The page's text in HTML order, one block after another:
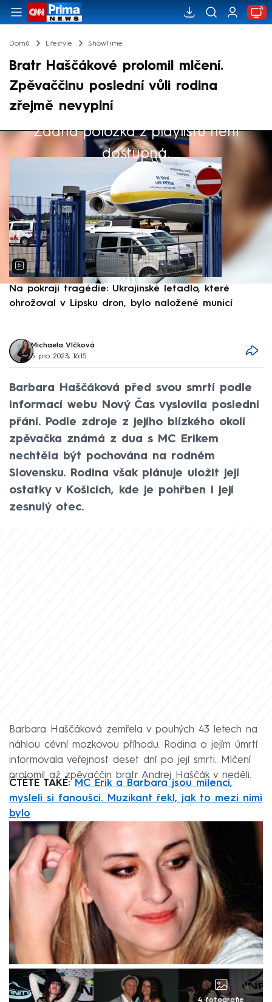
Domů Lifestyle ShowTime
Bratr Haščákové prolomil mlčení.
Zpěvaččinu poslední vůli rodina
zřejmě nevyplní
Žádná položka z playlistu není
dostupná.
Výběr redakce
Na pokraji tragédie: Ukrajinské letadlo, které
ohrožoval v Lipsku dron, bylo naložené municí
Michaela Vlčková
5. pro 2023, 16:15
Barbara Haščáková před svou smrtí podle
informací webu Nový Čas vyslovila poslední
přání. Podle zdroje z jejího blízkého okolí
zpěvačka známá z dua s MC Erikem
nechtěla být pochována na rodném
Slovensku. Rodina však plánuje uložit její
ostatky v Košicích, kde je pohřben i její
zesnulý otec.
Barbara Haščáková zemřela v pouhých 43 letech na
náhlou cévní mozkovou příhodu. Rodina o jejím úmrtí
informovala veřejnost deset dní po její smrti. Mlčení
prolomil až zpěvaččin bratr Andrej Haščák v neděli.
ČTĚTE TAKÉ: MC Erik a Barbara jsou milenci,
mysleli si fanoušci. Muzikant řekl, jak to mezi nimi
bylo
4 fotografie